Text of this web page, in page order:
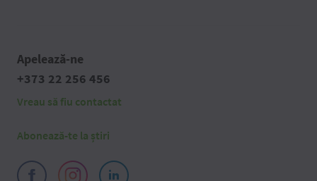
Apelează-ne
+373 22 256 456
Vreau să fiu contactat
Abonează-te la știri